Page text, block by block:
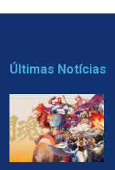
Últimas Notícias